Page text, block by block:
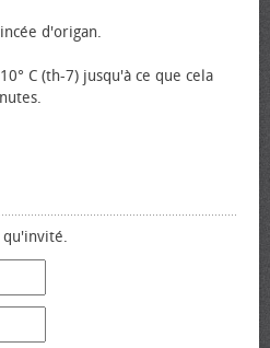
d'origan.
C (th-7) jusqu'à ce que cela